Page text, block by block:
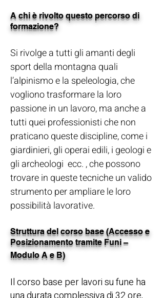
A chi è rivolto questo percorso di
formazione?
Si rivolge a tutti gli amanti degli
sport della montagna quali
l’alpinismo e la speleologia, che
vogliono trasformare la loro
passione in un lavoro, ma anche a
tutti quei professionisti che non
praticano queste discipline, come i
giardinieri, gli operai edili, i geologi e
gli archeologi ecc. , che possono
trovare in queste tecniche un valido
strumento per ampliare le loro
possibilità lavorative.
Struttura del corso base (Accesso e
Posizionamento tramite Funi –
Modulo A e B)
Il corso base per lavori su fune ha